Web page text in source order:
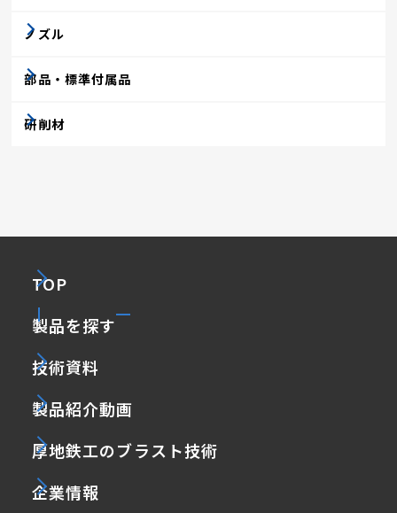
ノズル
部品・標準付属品
研削材
TOP
製品を探す
技術資料
製品紹介動画
厚地鉄工のブラスト技術
企業情報